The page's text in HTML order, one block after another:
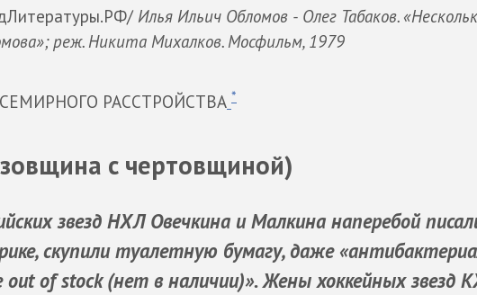
Илья Ильич Обломов - Олег Табаков.
реж. Никита Михалков. Мосфильм, 1979
РАССТРОЙСТВА *
с чертовщиной)
звезд НХЛОвечкина иМалкина наперебой
скупили туалетную бумагу, даже
of stock (нет в наличии)». Жены хоккейных звезд